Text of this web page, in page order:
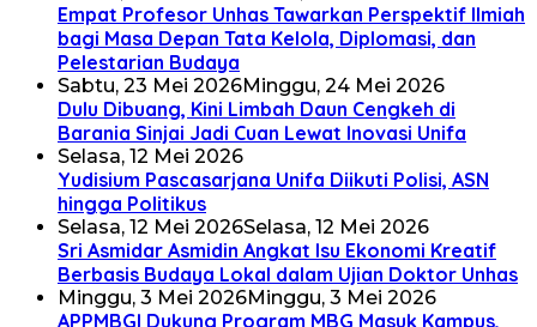
Empat Profesor Unhas Tawarkan Perspektif Ilmiah
bagi Masa Depan Tata Kelola, Diplomasi, dan
Pelestarian Budaya
Sabtu, 23 Mei 2026Minggu, 24 Mei 2026
Dulu Dibuang, Kini Limbah Daun Cengkeh di
Barania Sinjai Jadi Cuan Lewat Inovasi Unifa
Selasa, 12 Mei 2026
Yudisium Pascasarjana Unifa Diikuti Polisi, ASN
hingga Politikus
Selasa, 12 Mei 2026Selasa, 12 Mei 2026
Sri Asmidar Asmidin Angkat Isu Ekonomi Kreatif
Berbasis Budaya Lokal dalam Ujian Doktor Unhas
Minggu, 3 Mei 2026Minggu, 3 Mei 2026
APPMBGI Dukung Program MBG Masuk Kampus,